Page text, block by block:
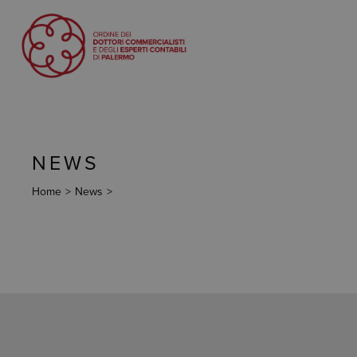
NEWS
Home > News >